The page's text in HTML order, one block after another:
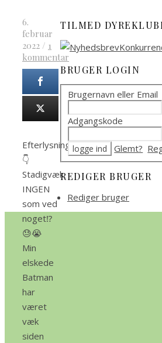
6.
februar
2022 / 1
kommentar
Efterlysning
👇
Stadigvæk
INGEN
som ved
noget⁉️
😓😭
Min
elskede
Batman
har
været
væk
siden
TILMED
BRUGER LOGIN
Brugernavn eller Email
Adgangskode
Glemt?
REDIGER BRUGER
Rediger bruger